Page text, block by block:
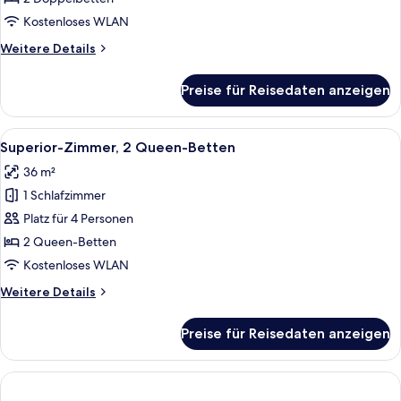
anzeigen
Kostenloses WLAN
Weitere Details
Weitere
Zimmer,
2 Doppelbetten
Preise für Reisedaten anzeigen
Alle
Fotos
für
Superior-
Zimmer,
2 Queen-
Betten
Ein Hotelzimmer mit zwei Betten,
4
Superior-Zimmer, 2 Queen-Betten
36 m²
1 Schlafzimmer
Platz für 4 Personen
2 Queen-Betten
Kostenloses WLAN
Weitere Details
Weitere
Zimmer,
2 Queen-
Betten
Preise für Reisedaten anzeigen